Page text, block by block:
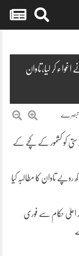
کر لیا،تاوان
ستی کو کشمور کے کچے کے
کے اغواء کاروں نے رہائی کے بدلے 80 لاکھ روپے تاوان کا مطالبہ کیا
اعلیٰ حکام سے فوری